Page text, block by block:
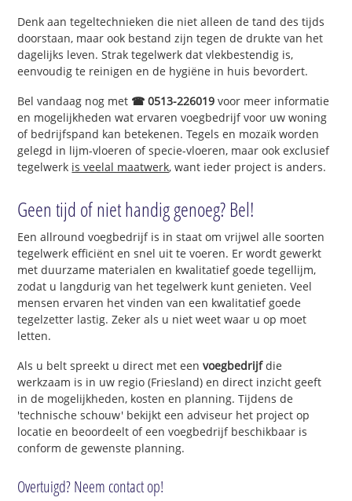
Denk aan tegeltechnieken die niet alleen de tand des tijds
doorstaan, maar ook bestand zijn tegen de drukte van het
dagelijks leven. Strak tegelwerk dat vlekbestendig is,
eenvoudig te reinigen en de hygiëne in huis bevordert.
Bel vandaag nog met ☎ 0513-226019 voor meer informatie
en mogelijkheden wat ervaren voegbedrijf voor uw woning
of bedrijfspand kan betekenen. Tegels en mozaïk worden
gelegd in lijm-vloeren of specie-vloeren, maar ook exclusief
tegelwerk is veelal maatwerk, want ieder project is anders.
Geen tijd of niet handig genoeg? Bel!
Een allround voegbedrijf is in staat om vrijwel alle soorten
tegelwerk efficiënt en snel uit te voeren. Er wordt gewerkt
met duurzame materialen en kwalitatief goede tegellijm,
zodat u langdurig van het tegelwerk kunt genieten. Veel
mensen ervaren het vinden van een kwalitatief goede
tegelzetter lastig. Zeker als u niet weet waar u op moet
letten.
Als u belt spreekt u direct met eenvoegbedrijfdie
werkzaam is in uw regio (Friesland) en direct inzicht geeft
in de mogelijkheden, kosten en planning. Tijdens de
'technische schouw' bekijkt een adviseur het project op
locatie en beoordeelt of een voegbedrijf beschikbaar is
conform de gewenste planning.
Overtuigd? Neem contact op!